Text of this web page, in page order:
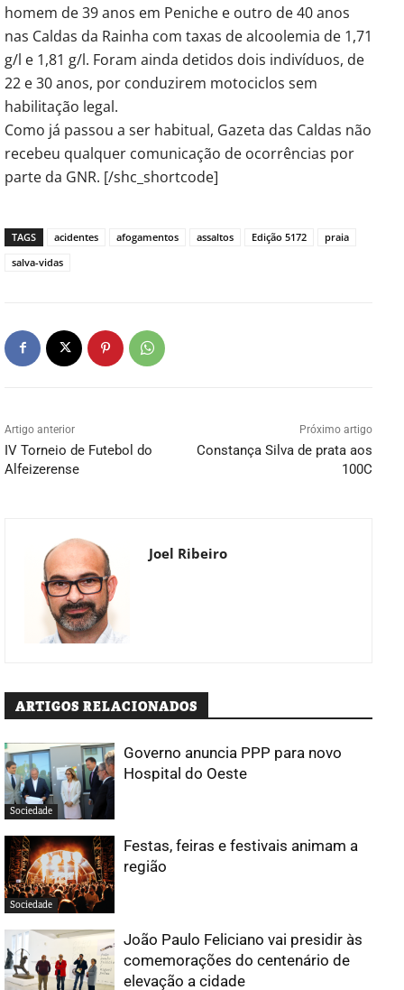
homem de 39 anos em Peniche e outro de 40 anos
nas Caldas da Rainha com taxas de alcoolemia de 1,71
g/l e 1,81 g/l. Foram ainda detidos dois indivíduos, de
22 e 30 anos, por conduzirem motociclos sem
habilitação legal.
Como já passou a ser habitual, Gazeta das Caldas não
recebeu qualquer comunicação de ocorrências por
parte da GNR. [/shc_shortcode]
TAGS acidentes afogamentos assaltos Edição 5172
praia
salva-vidas
Artigo anterior
IV Torneio de Futebol do
Alfeizerense
Próximo artigo
Constança Silva de prata aos
100C
Joel Ribeiro
ARTIGOS RELACIONADOS
Sociedade
Governo anuncia PPP para novo
Hospital do Oeste
Sociedade
Festas, feiras e festivais animam a
região
João Paulo Feliciano vai presidir às
comemorações do centenário de
elevação a cidade